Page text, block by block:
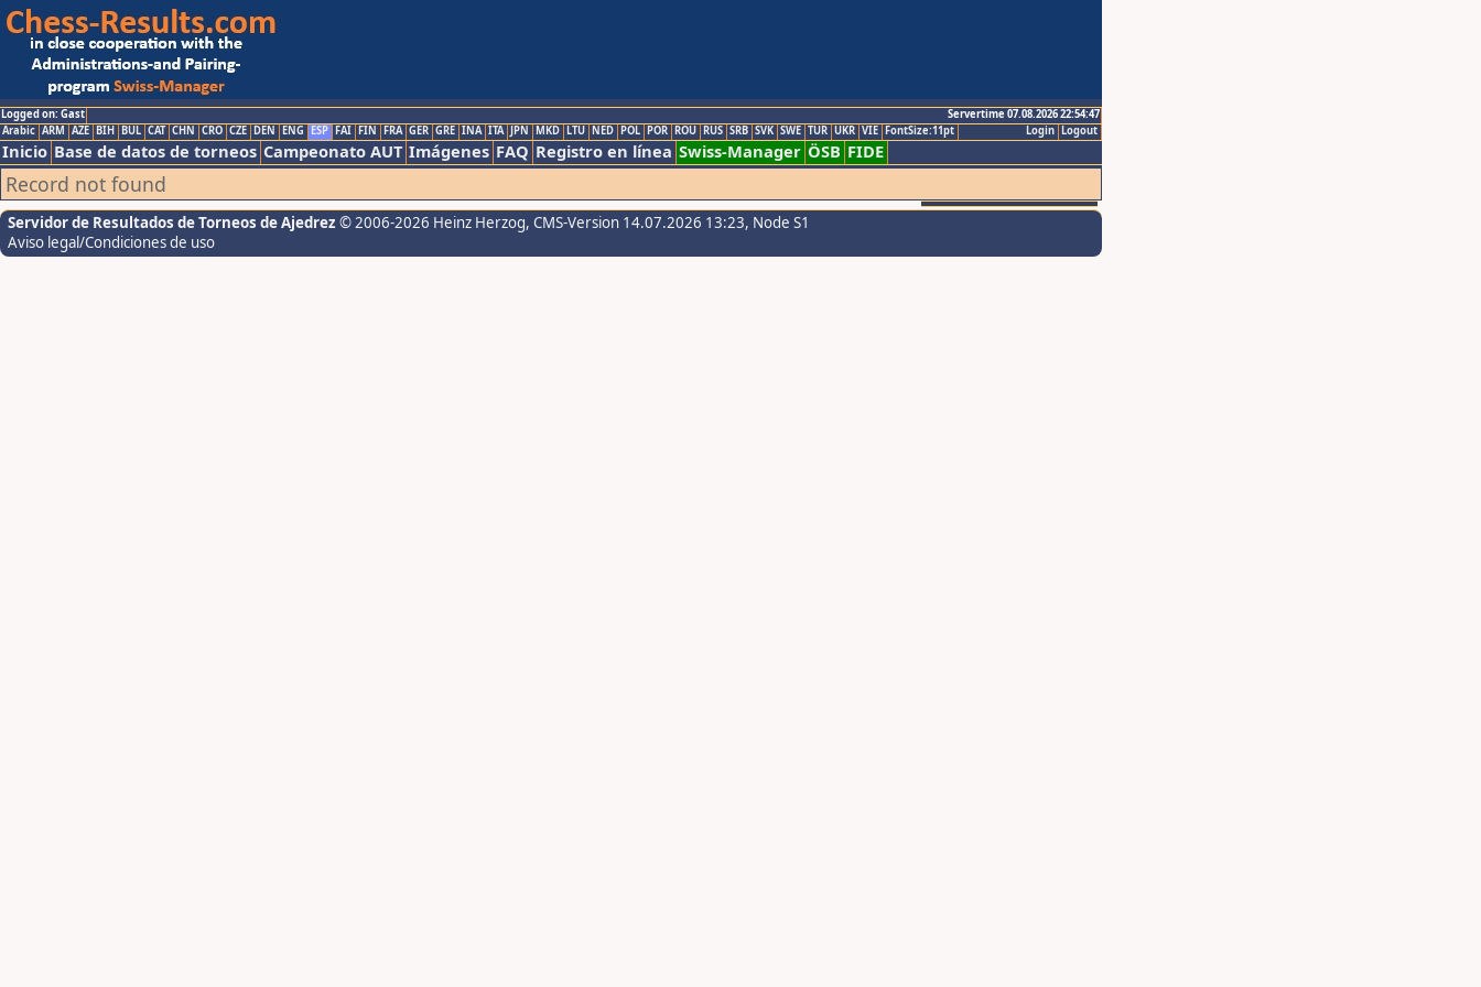
Logged on: Gast
Servertime 07.08.2026 22:54:47
Logout
Login
Arabic ARM AZE BIH BUL CAT CHN CRO CZE DEN ENG ESP FAI FIN FRA GER GRE INA ITA JPN MKD LTU NED POL POR ROU RUS SRB SVK SWE TUR UKR VIE FontSize:11pt
Inicio Base de datos de torneos Campeonato AUT Imágenes FAQ Registro en línea Swiss-Manager ÖSB FIDE
Record not found
Servidor de Resultados de Torneos de Ajedrez © 2006-2026 Heinz Herzog, CMS-Version 14.07.2026 13:23, Node S1
Aviso legal/Condiciones de uso